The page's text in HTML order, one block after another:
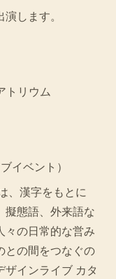
します。
トリウム
イベント）
、漢字をもとに
擬態語、外来語な
々の日常的な営み
との間をつなぐの
インライブ カタ